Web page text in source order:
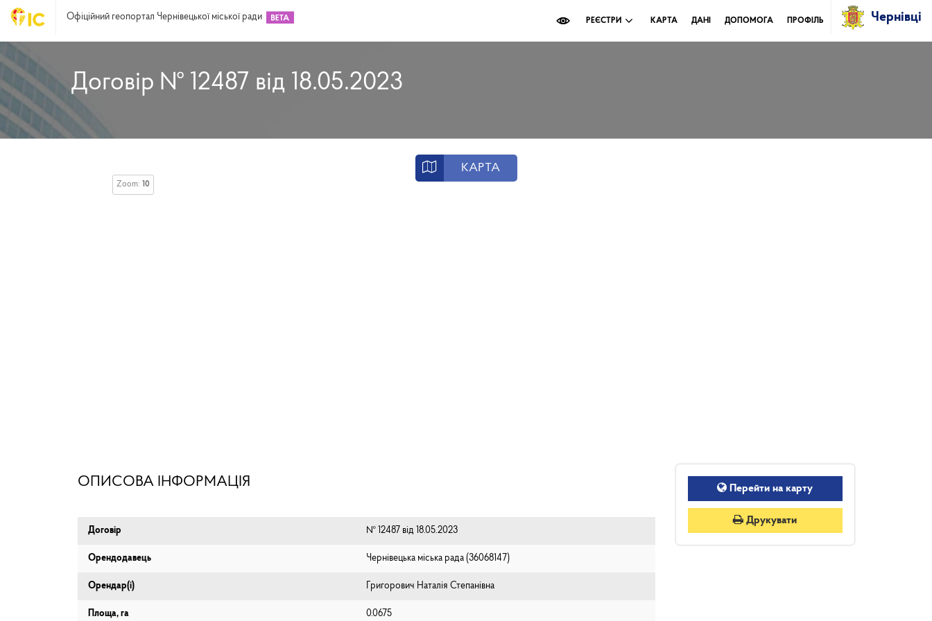
Офіційний геопортал Чернівецької міської ради РЕЄСТРИ КАРТА ДАНІ ДОПОМОГА ПРОФІЛЬ Чернівці
Договір № 12487 від 18.05.2023
КАРТА
Zoom: 10
ОПИСОВА ІНФОРМАЦІЯ
Договір № 12487 від 18.05.2023
Орендодавець Чернівецька міська рада (⁨36068147⁩)
Орендар(і) Григорович Наталія Степанівна
Площа, га 0.0675
Перейти на карту
Друкувати